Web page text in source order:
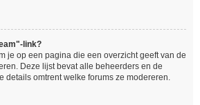
link?
je op een pagina die een overzicht geeft van de
Deze lijst bevat alle beheerders en de
details omtrent welke forums ze modereren.